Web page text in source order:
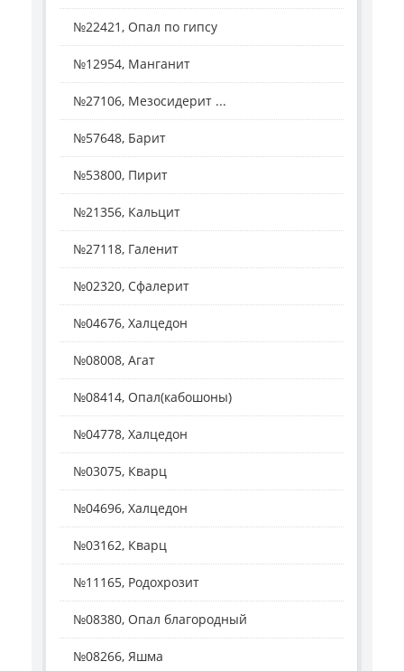
№22421, Опал по гипсу
№12954, Манганит
№27106, Мезосидерит ...
№57648, Барит
№53800, Пирит
№21356, Кальцит
№27118, Галенит
№02320, Сфалерит
№04676, Халцедон
№08008, Агат
№08414, Опал(кабошоны)
№04778, Халцедон
№03075, Кварц
№04696, Халцедон
№03162, Кварц
№11165, Родохрозит
№08380, Опал благородный
№08266, Яшма